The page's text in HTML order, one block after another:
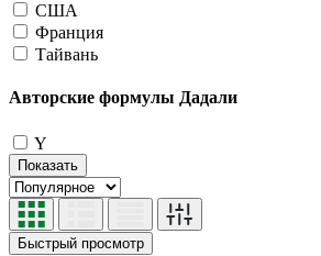
США
Франция
Тайвань
Авторские формулы Дадали
Y
Показать
Быстрый просмотр